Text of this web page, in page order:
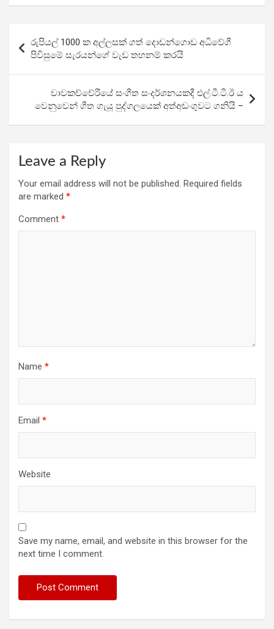
ce
b
o
o
tt
er
at
A
p
p
e
gr
a
m
ar
e
navigation
රුපියල් 1000 ක අල්ලසක් ගත් දොඩන්ගොඩ අධිවේගී
පිවිසුමේ සැරයන්ගේ වැඩ තහනම් කරයි
චාවකච්චේරියේ සංගීත සංදර්ශනයකදී එල්.ටී.ටී.ඊ ය
වෙනුවෙන් ගීත ගැයූ පුද්ගලයෙක් අත්අඩංගුවට ගනියි –
Leave a Reply
Your email address will not be published. Required fields
are marked *
Comment *
Name *
Email *
Website
Save my name, email, and website in this browser for the
next time I comment.